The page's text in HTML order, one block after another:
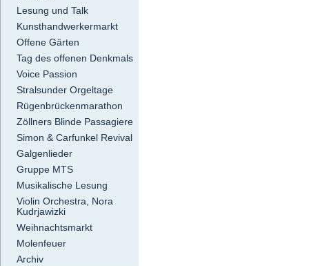
Lesung und Talk
Kunsthandwerkermarkt
Offene Gärten
Tag des offenen Denkmals
Voice Passion
Stralsunder Orgeltage
Rügenbrückenmarathon
Zöllners Blinde Passagiere
Simon & Carfunkel Revival
Galgenlieder
Gruppe MTS
Musikalische Lesung
Violin Orchestra, Nora
Kudrjawizki
Weihnachtsmarkt
Molenfeuer
Archiv